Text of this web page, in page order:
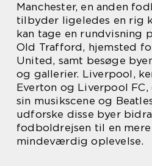
Manchester, en anden
tilbyder ligeledes en rig
kan tage en rundvisning
Old Trafford, hjemsted
United, samt besøge
og gallerier. Liverpool,
Everton og Liverpool
sin musikscene og
udforske disse byer
fodboldrejsen til en
mindeværdig oplevelse.